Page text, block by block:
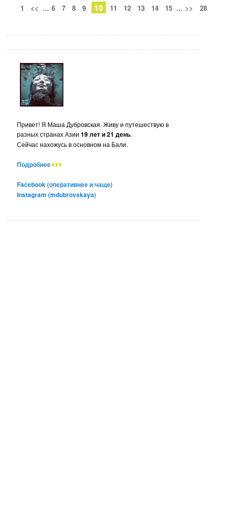
1
<< ... 6 7 8 9 10 11 12 13 14 15 ... >> 28
Привет! Я Маша Дубровская. Живу и путешествую в
разных странах Азии19 лет и 21 день.
Сейчас нахожусь в основном на Бали.
Подробнее
Facebook (оперативнее и чаще)
Instagram (mdubrovskaya)